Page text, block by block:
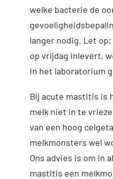
welke bacterie de
langer nodig. Let
op vrijdag inlevert,
in het laboratorium
Bij acute mastitis is
melk niet in te
van een hoog
melkmonsters wel
Ons advies is om in
mastitis een